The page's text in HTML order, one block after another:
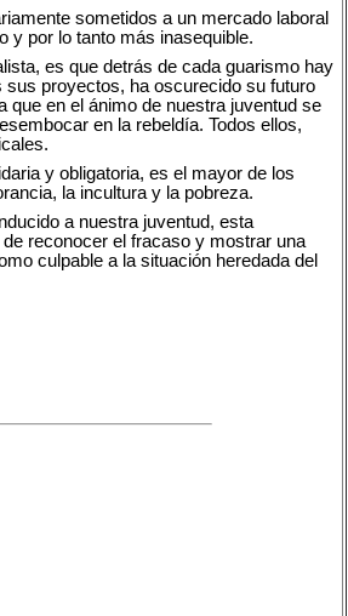
sometidos a un mercado laboral
y por lo tanto más inasequible.
es que detrás de cada guarismo hay
proyectos, ha oscurecido su futuro
en el ánimo de nuestra juventud se
en la rebeldía. Todos ellos,
y obligatoria, es el mayor de los
la incultura y la pobreza.
a nuestra juventud, esta
reconocer el fracaso y mostrar una
culpable a la situación heredada del